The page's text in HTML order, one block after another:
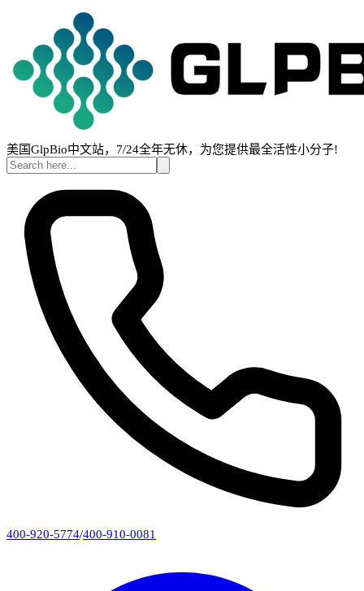
美国GlpBio中文站，7/24全年无休，为您提供最全活性小分子!
400-920-5774/400-910-0081